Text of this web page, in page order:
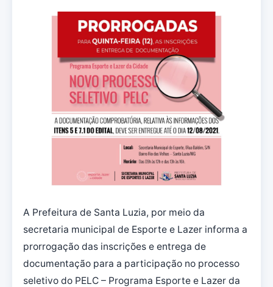
A Prefeitura de Santa Luzia, por meio da
secretaria municipal de Esporte e Lazer informa a
prorrogação das inscrições e entrega de
documentação para a participação no processo
seletivo do PELC – Programa Esporte e Lazer da